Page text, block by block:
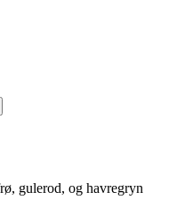
gulerod, og havregryn